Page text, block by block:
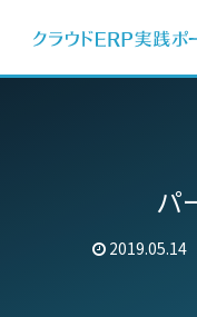
パ
2019.05.14